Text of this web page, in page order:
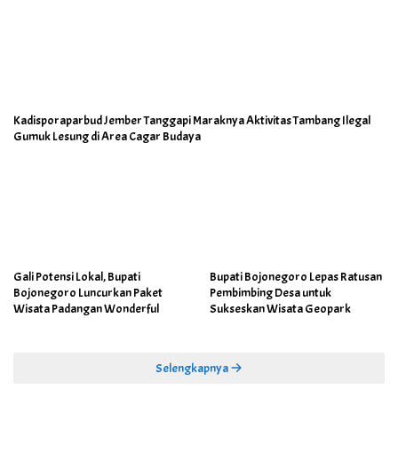
Kadisporaparbud Jember Tanggapi Maraknya Aktivitas Tambang Ilegal
Gumuk Lesung di Area Cagar Budaya
Gali Potensi Lokal, Bupati
Bojonegoro Luncurkan Paket
Wisata Padangan Wonderful
Bupati Bojonegoro Lepas Ratusan
Pembimbing Desa untuk
Sukseskan Wisata Geopark
Selengkapnya